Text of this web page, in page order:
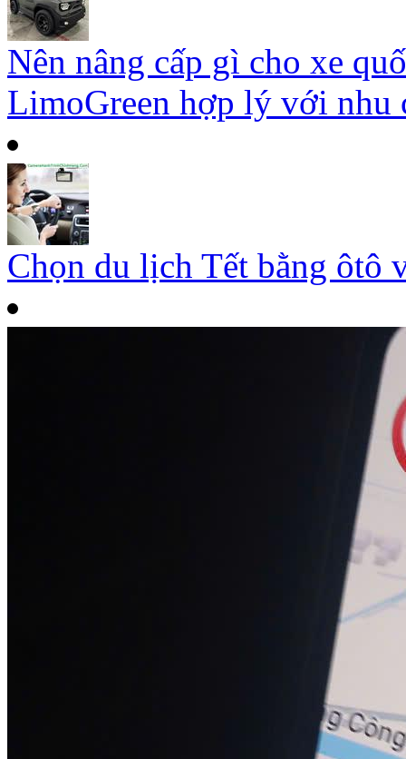
Nên nâng cấp gì cho xe
LimoGreen hợp lý với nhu
Chọn du lịch Tết bằng ôtô